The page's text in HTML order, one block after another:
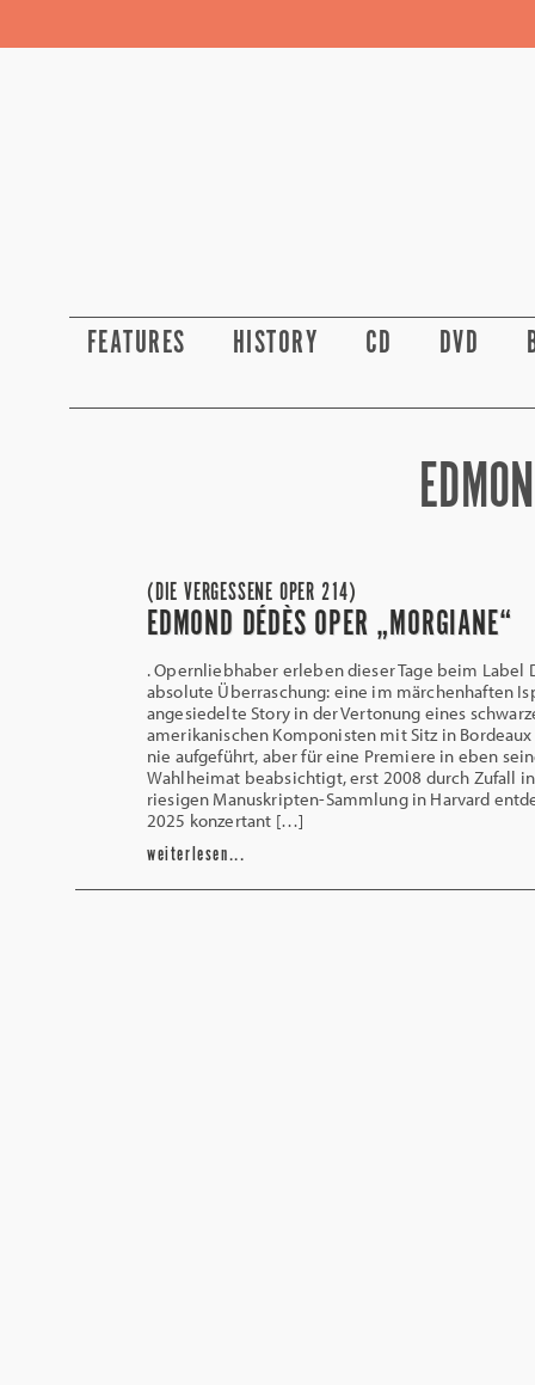
FEATURES HISTORY CD DVD
(DIE VERGESSENE OPER 214)
EDMOND DÉDÈS OPER „MORGIANE“
. Opernliebhaber erleben dieser Tage beim Label
absolute Überraschung: eine im märchenhaften
angesiedelte Story in der Vertonung eines
amerikanischen Komponisten mit Sitz in
nie aufgeführt, aber für eine Premiere in eben
Wahlheimat beabsichtigt, erst 2008 durch Zufall
riesigen Manuskripten-Sammlung in Harvard
2025 konzertant […]
weiterlesen...